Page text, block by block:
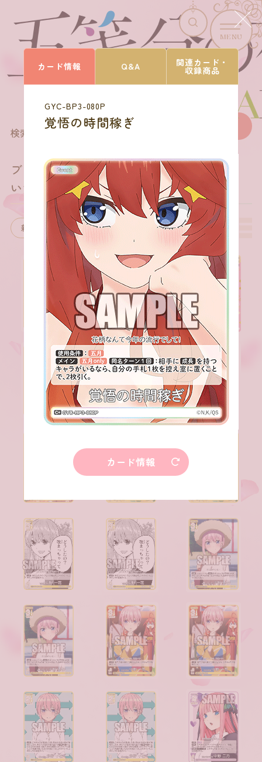
MENU
CARD LIST
カードを探す
検索結果 168件
ブースターパック vol.3
いつもどこでも
カード情報 Q&A 関連カード・
収録商品
GYC-BP3-080P
覚悟の時間稼ぎ
カード情報